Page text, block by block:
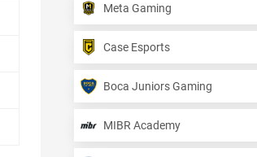
Meta Gaming
Case Esports
Boca Juniors Gaming
MIBR Academy